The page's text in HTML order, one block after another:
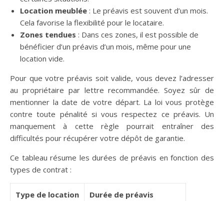
Location meublée : Le préavis est souvent d’un mois.
Cela favorise la flexibilité pour le locataire.
Zones tendues : Dans ces zones, il est possible de
bénéficier d’un préavis d’un mois, même pour une
location vide.
Pour que votre préavis soit valide, vous devez l’adresser
au propriétaire par lettre recommandée. Soyez sûr de
mentionner la date de votre départ. La loi vous protège
contre toute pénalité si vous respectez ce préavis. Un
manquement à cette règle pourrait entraîner des
difficultés pour récupérer votre dépôt de garantie.
Ce tableau résume les durées de préavis en fonction des
types de contrat :
Type de location Durée de préavis